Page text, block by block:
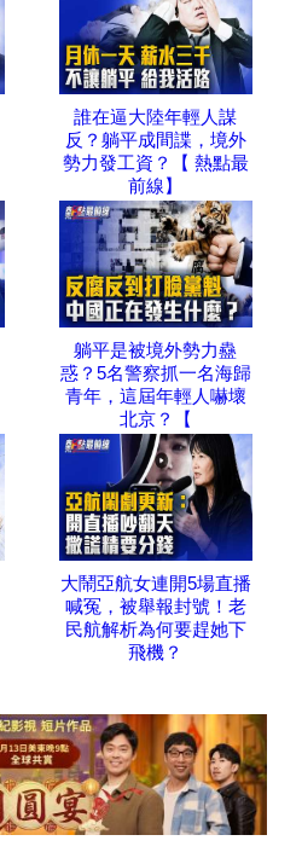
誰在逼大陸年輕人謀
反？躺平成間諜，境外
勢力發工資？【 熱點最
前線】
躺平是被境外勢力蠱
惑？5名警察抓一名海歸
青年，這屆年輕人嚇壞
北京？【
大鬧亞航女連開5場直播
喊冤，被舉報封號！老
民航解析為何要趕她下
飛機？